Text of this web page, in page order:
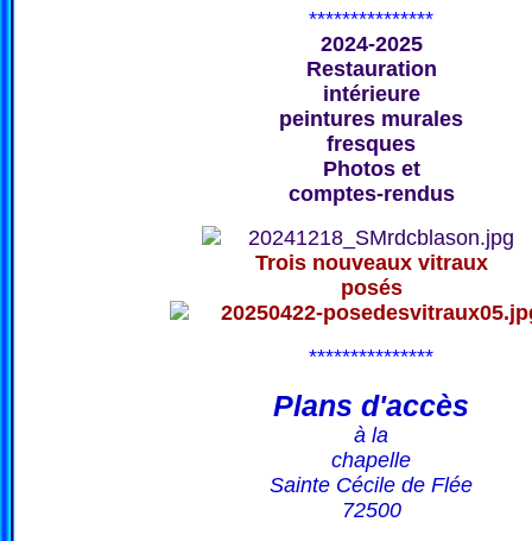
***************
2024-2025
Restauration
intérieure
peintures murales
fresques
Photos et
comptes-rendus
Trois nouveaux vitraux
posés
***************
Plans d'accès
à la
chapelle
Sainte Cécile de Flée
72500